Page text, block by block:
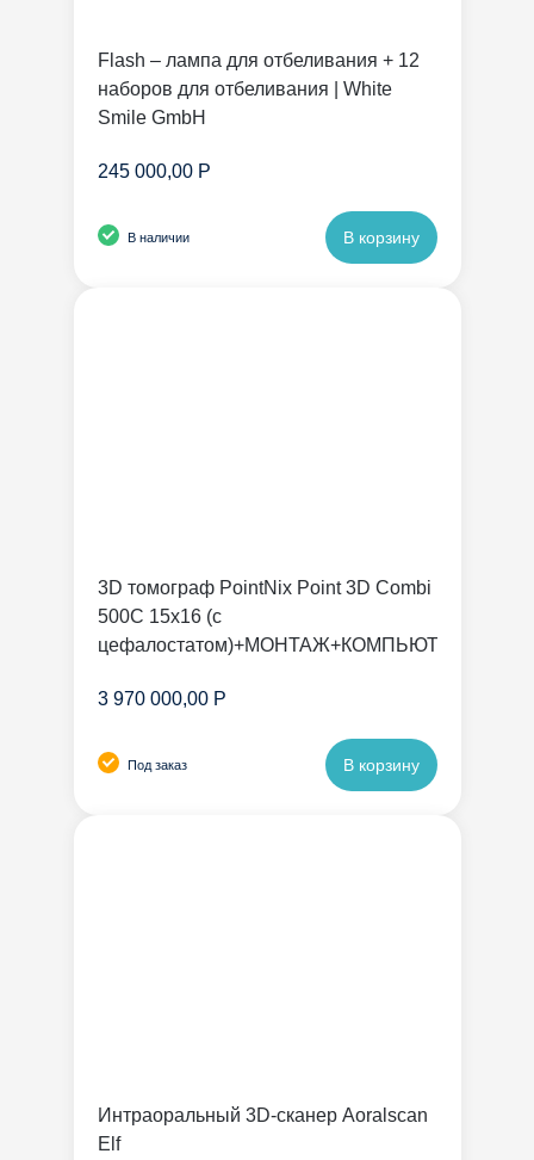
Flash – лампа для отбеливания + 12
наборов для отбеливания | White
Smile GmbH
245 000,00 Р
В наличии В корзину
3D томограф PointNix Point 3D Combi
500C 15х16 (с
цефалостатом)+МОНТАЖ+КОМПЬЮТЕР
3 970 000,00 Р
Под заказ В корзину
Интраоральный 3D-сканер Aoralscan
Elf